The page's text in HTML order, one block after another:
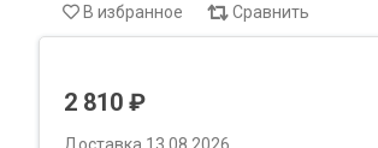
В избранное Сравнить
2 810 ₽
Доставка 13.08.2026